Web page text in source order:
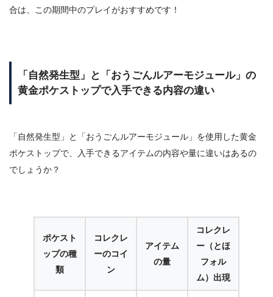
合は、この期間中のプレイがおすすめです！
「自然発生型」と「おうごんルアーモジュール」の
黄金ポケストップで入手できる内容の違い
「自然発生型」と「おうごんルアーモジュール」を使用した黄金
ポケストップで、入手できるアイテムの内容や量に違いはあるの
でしょうか？
ポケスト
ップの種
類
コレクレ
ーのコイ
ン
アイテム
の量
コレクレ
ー（とほ
フォル
ム）出現